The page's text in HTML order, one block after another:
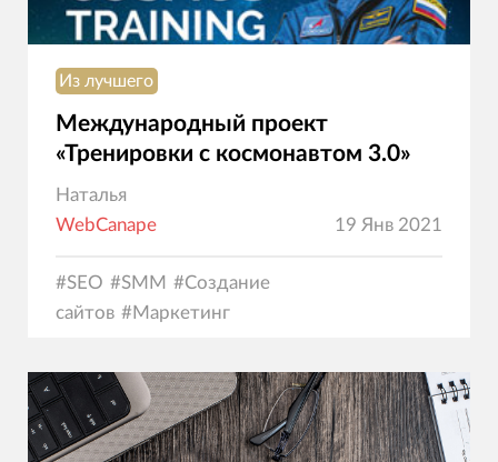
Из лучшего
Международный проект
«Тренировки с космонавтом 3.0»
Наталья
WebCanape
19 Янв 2021
#SEO #SMM #Создание
сайтов #Маркетинг